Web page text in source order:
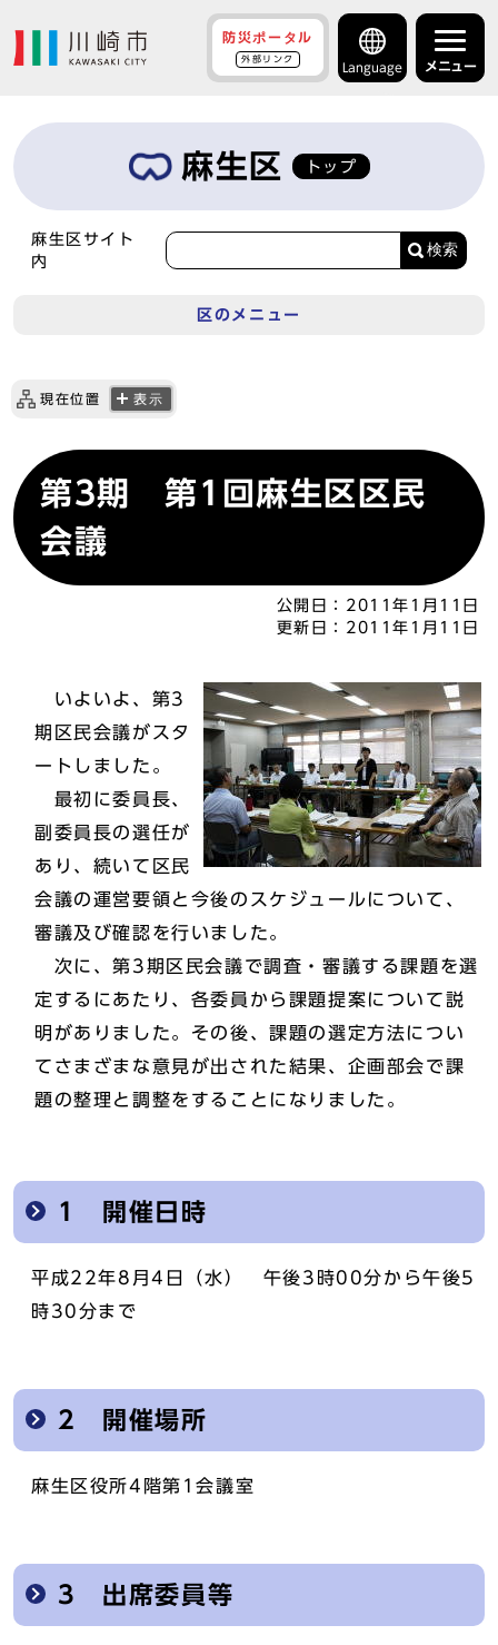
防災ポータル
外部リンク
Language メニュー
麻生区 トップ
麻生区サイト
内
検索
区のメニュー
現在位置 表示
第3期 第1回麻生区区民
会議
公開日： 2011年1月11日
更新日： 2011年1月11日
いよいよ、第3
期区民会議がスタ
ートしました。
最初に委員長、
副委員長の選任が
あり、続いて区民
会議の運営要領と今後のスケジュールについて、
審議及び確認を行いました。
次に、第3期区民会議で調査・審議する課題を選
定するにあたり、各委員から課題提案について説
明がありました。その後、課題の選定方法につい
てさまざまな意見が出された結果、企画部会で課
題の整理と調整をすることになりました。
1 開催日時
平成22年8月4日（水） 午後3時00分から午後5
時30分まで
2 開催場所
麻生区役所4階第1会議室
3 出席委員等